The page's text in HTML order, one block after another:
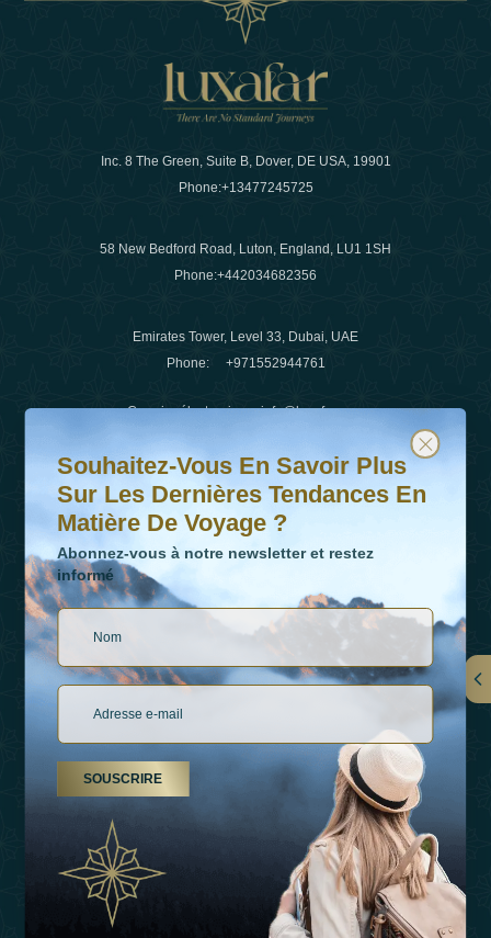
Inc. 8 The Green, Suite B, Dover, DE USA, 19901
Phone:+13477245725
58 New Bedford Road, Luton, England, LU1 1SH
Phone:+442034682356
Emirates Tower, Level 33, Dubai, UAE
Phone: +971552944761
Courrier électronique:info@luxafar.com
WhatsApp N°
+442034682356
+971552944761
LIENS
À Propos De Nous
Types De Vacances
Souhaitez-vous en savoir plus sur les dernières
Abonnez-vous à notre newsletter et restez informé
Souhaitez-Vous En Savoir Plus
Sur Les Dernières Tendances En
Matière De Voyage ?
Abonnez-vous à notre newsletter et restez
informé
SOUSCRIRE